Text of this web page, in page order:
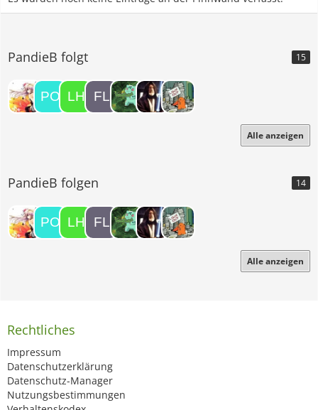
PandieB folgt 15
Alle anzeigen
PandieB folgen 14
Alle anzeigen
Rechtliches
Impressum
Datenschutzerklärung
Datenschutz-Manager
Nutzungsbestimmungen